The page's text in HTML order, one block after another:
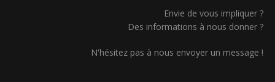
Envie de vous impliquer ?
Des informations à nous donner ?
N'hésitez pas à nous envoyer un message !